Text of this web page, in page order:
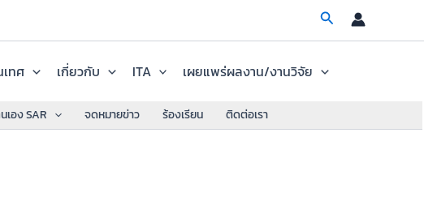
Search
ทศ เกี่ยวกับ ITA เผยแพร่ผลงาน/งานวิจัย
เอง SAR จดหมายข่าว ร้องเรียน ติดต่อเรา